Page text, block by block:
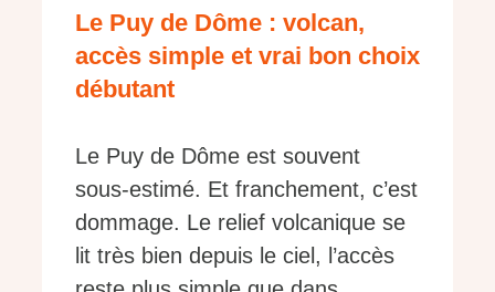
Le Puy de Dôme : volcan,
accès simple et vrai bon choix
débutant
Le Puy de Dôme est souvent
sous-estimé. Et franchement, c’est
dommage. Le relief volcanique se
lit très bien depuis le ciel, l’accès